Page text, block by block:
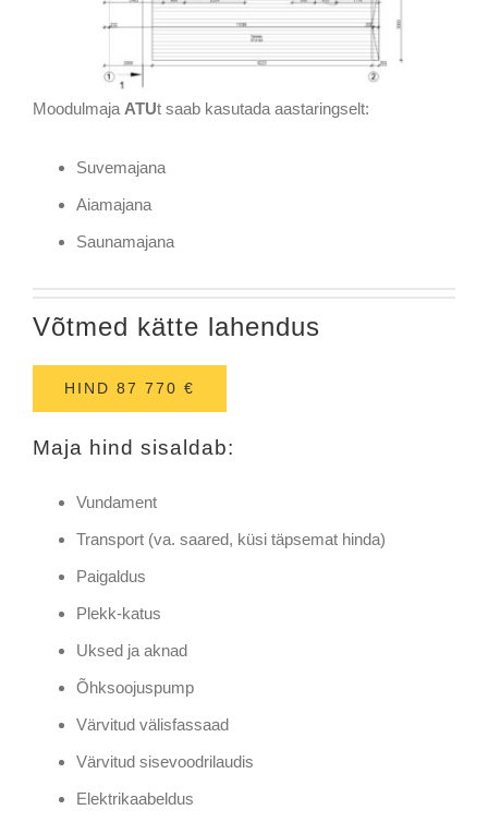
Moodulmaja ATUt saab kasutada aastaringselt:
Suvemajana
Aiamajana
Saunamajana
Võtmed kätte lahendus
HIND 87 770 €
Maja hind sisaldab:
Vundament
Transport (va. saared, küsi täpsemat hinda)
Paigaldus
Plekk-katus
Uksed ja aknad
Õhksoojuspump
Värvitud välisfassaad
Värvitud sisevoodrilaudis
Elektrikaabeldus